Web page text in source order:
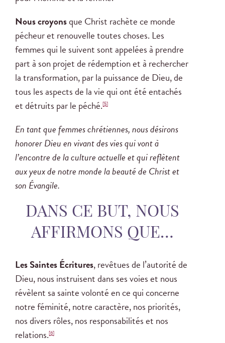
Nous croyonsque Christ rachète ce monde
pécheur et renouvelle toutes choses. Les
femmes qui le suivent sont appelées à prendre
part à son projet de rédemption et à rechercher
la transformation, par la puissance de Dieu, de
tous les aspects de la vie qui ont été entachés
et détruits par le péché.[5]
En tant que femmes chrétiennes, nous désirons
honorer Dieu en vivant des vies qui vont à
l’encontre de la culture actuelle et qui reflètent
aux yeux de notre monde la beauté de Christ et
son Évangile.
DANS CE BUT, NOUS
AFFIRMONS QUE…
Les Saintes Écritures, revêtues de l’autorité de
Dieu, nous instruisent dans ses voies et nous
révèlent sa sainte volonté en ce qui concerne
notre féminité, notre caractère, nos priorités,
nos divers rôles, nos responsabilités et nos
relations.[6]